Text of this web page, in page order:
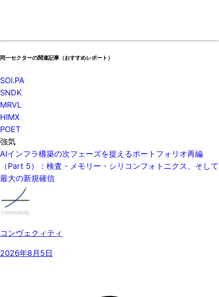
同一セクターの関連記事（おすすめレポート）
SOI.PA
SNDK
MRVL
HIMX
POET
強気
AIインフラ構築の次フェーズを捉えるポートフォリオ再編
（Part 5）：検査・メモリー・シリコンフォトニクス、そして
最大の新規確信
コンヴェクィティ
2026年8月5日